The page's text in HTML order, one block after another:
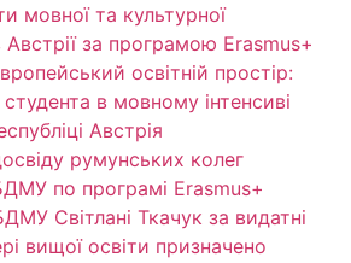
мовної та культурної
Австрії за програмою Erasmus+
освітній простір:
студента в мовному інтенсиві
Австрія
румунських колег
по програмі Erasmus+
Світлані Ткачук за видатні
вищої освіти призначено